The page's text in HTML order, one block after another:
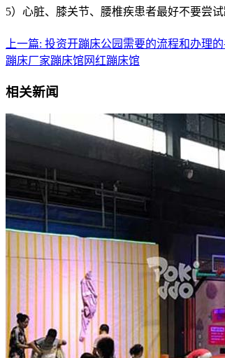
5）心脏、膝关节、腰椎疾患者最好不要尝试
上一篇: 投资开蹦床公园需要的流程和办理
蹦床厂家蹦床馆 网红蹦床馆
相关新闻